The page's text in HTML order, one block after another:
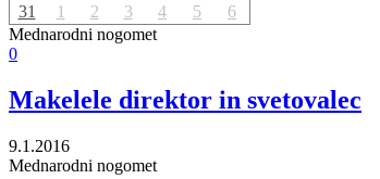
31
1 2 3 4 5
6
Mednarodni nogomet
0
Makelele direktor in svetovalec
9.1.2016
Mednarodni nogomet